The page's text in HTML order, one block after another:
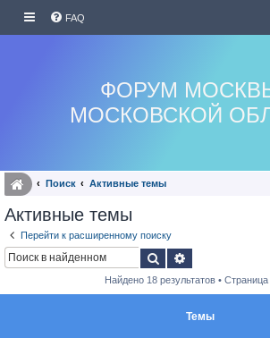
FAQ
ФОРУМ
МОСКОВСКОЙ
Поиск Активные темы
Активные темы
Перейти к расширенному поиску
Поиск
Найдено 18 результатов • Страница
Темы